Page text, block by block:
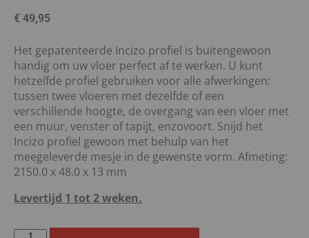
€ 49,95
Het gepatenteerde Incizo profiel is buitengewoon
handig om uw vloer perfect af te werken. U kunt
hetzelfde profiel gebruiken voor alle afwerkingen:
tussen twee vloeren met dezelfde of een
verschillende hoogte, de overgang van een vloer met
een muur, venster of tapijt, enzovoort. Snijd het
Incizo profiel gewoon met behulp van het
meegeleverde mesje in de gewenste vorm. Afmeting:
2150.0 x 48.0 x 13 mm
Levertijd 1 tot 2 weken.